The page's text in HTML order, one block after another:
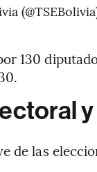
130
de las